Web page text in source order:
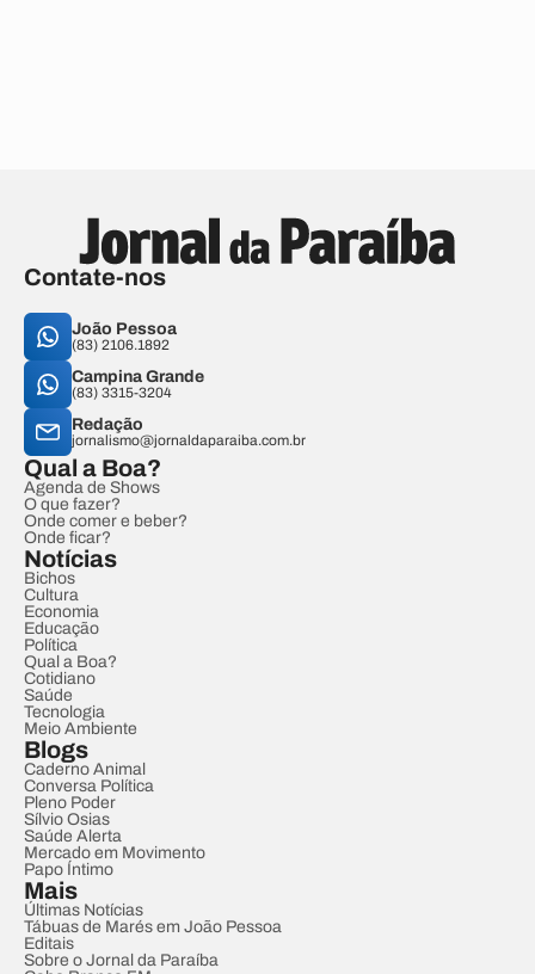
Contate-nos
João Pessoa
(83) 2106.1892
Campina Grande
(83) 3315-3204
Redação
jornalismo@jornaldaparaiba.com.br
Qual a Boa?
Agenda de Shows
O que fazer?
Onde comer e beber?
Onde ficar?
Notícias
Bichos
Cultura
Economia
Educação
Política
Qual a Boa?
Cotidiano
Saúde
Tecnologia
Meio Ambiente
Blogs
Caderno Animal
Conversa Política
Pleno Poder
Sílvio Osias
Saúde Alerta
Mercado em Movimento
Papo Íntimo
Mais
Últimas Notícias
Tábuas de Marés em João Pessoa
Editais
Sobre o Jornal da Paraíba